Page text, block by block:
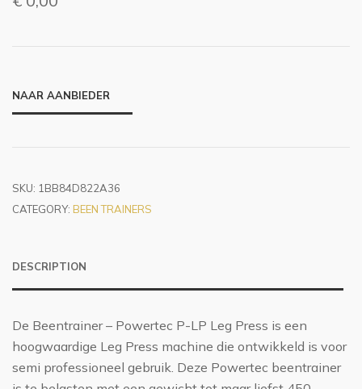
NAAR AANBIEDER
SKU: 1BB84D822A36
CATEGORY: BEEN TRAINERS
DESCRIPTION
De Beentrainer – Powertec P-LP Leg Press is een
hoogwaardige Leg Press machine die ontwikkeld is voor
semi professioneel gebruik. Deze Powertec beentrainer